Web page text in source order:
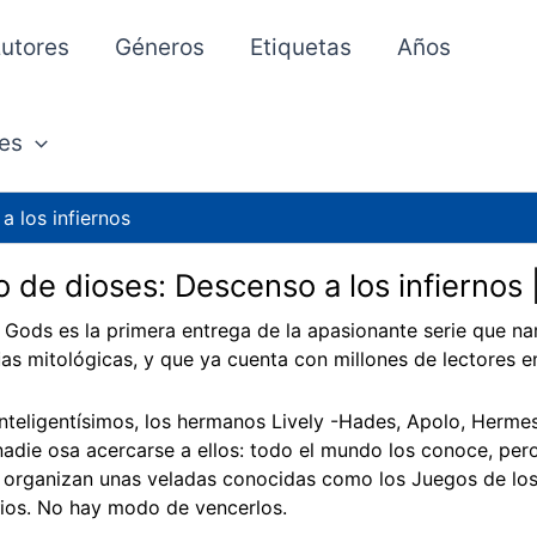
Géneros Etiquetas Años
los infiernos
de dioses: Descenso a los infiernos
Gods es la primera entrega de la apasionante serie que
mitológicas, y que ya cuenta con millones de lectores
los hermanos Lively -Hades, Apolo,
osa acercarse a ellos: todo el mundo los conoce,
unas veladas conocidas como los Juegos de
No hay modo de vencerlos.